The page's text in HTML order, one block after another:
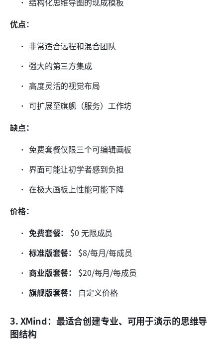
优点：
非常适合远程和混合团队
强大的第三方集成
高度灵活的视觉布局
可扩展至旗舰（服务）工作坊
缺点：
免费套餐仅限三个可编辑画板
界面可能让初学者感到负担
在极大画板上性能可能下降
价格：
免费套餐：
$0 无限成员
标准版套餐：
$8/每月/每成员
商业版套餐：
$20/每月/每成员
旗舰版套餐：
自定义价格
3. XMind：最适合创建专业、可用于演示的思维导
图结构